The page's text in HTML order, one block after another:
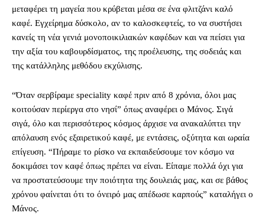
μεταφέρει τη μαγεία που κρύβεται μέσα σε ένα φλιτζάνι καλό
καφέ. Εγχείρημα δύσκολο, αν το καλοσκεφτείς, το να συστήσει
κανείς τη νέα γενιά μονοποικιλιακών καφέδων και να πείσει για
την αξία του καβουρδίσματος, της προέλευσης, της σοδειάς και
της κατάλληλης μεθόδου εκχύλισης.
“Όταν σερβίραμε speciality καφέ πριν από 8 χρόνια, όλοι μας
κοιτούσαν περίεργα στο νησί” όπως αναφέρει ο Μάνος. Σιγά
σιγά, όλο και περισσότερος κόσμος άρχισε να ανακαλύπτει την
απόλαυση ενός εξαιρετικού καφέ, με εντάσεις, οξύτητα και ωραία
επίγευση. “Πήραμε το ρίσκο να εκπαιδεύσουμε τον κόσμο να
δοκιμάσει τον καφέ όπως πρέπει να είναι. Είπαμε πολλά όχι για
να προστατεύσουμε την ποιότητα της δουλειάς μας, και σε βάθος
χρόνου φαίνεται ότι το όνειρό μας απέδωσε καρπούς” καταλήγει ο
Μάνος.